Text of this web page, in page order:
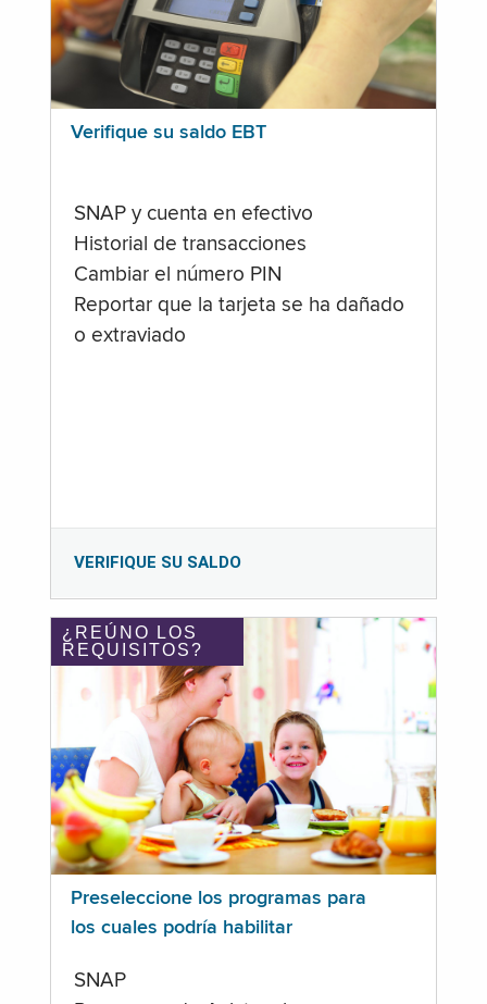
Verifique su saldo EBT
SNAP y cuenta en efectivo
Historial de transacciones
Cambiar el número PIN
Reportar que la tarjeta se ha dañado
o extraviado
VERIFIQUE SU SALDO
¿REÚNO LOS
REQUISITOS?
Preseleccione los programas para
los cuales podría habilitar
SNAP